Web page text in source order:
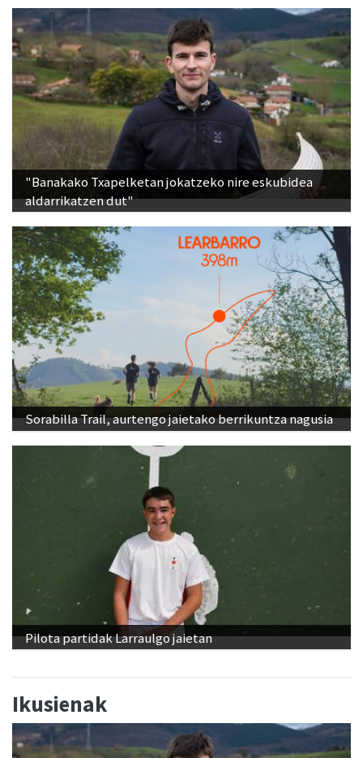
"Banakako Txapelketan jokatzeko nire eskubidea
aldarrikatzen dut"
Sorabilla Trail, aurtengo jaietako berrikuntza nagusia
Pilota partidak Larraulgo jaietan
Ikusienak